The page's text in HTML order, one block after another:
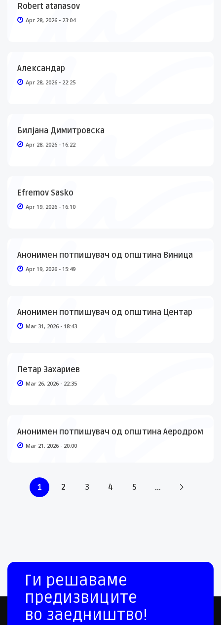
Robert atanasov
Apr 28, 2026 - 23:04
Александар
Apr 28, 2026 - 22:25
Билјана Димитровска
Apr 28, 2026 - 16:22
Efremov Sasko
Apr 19, 2026 - 16:10
Анонимен потпишувач од општина Виница
Apr 19, 2026 - 15:49
Анонимен потпишувач од општина Центар
Mar 31, 2026 - 18:43
Петар Захариев
Mar 26, 2026 - 22:35
Анонимен потпишувач од општина Аеродром
Mar 21, 2026 - 20:00
1 2 3 4 5 ...
Ги решаваме
предизвиците
во заедништво!